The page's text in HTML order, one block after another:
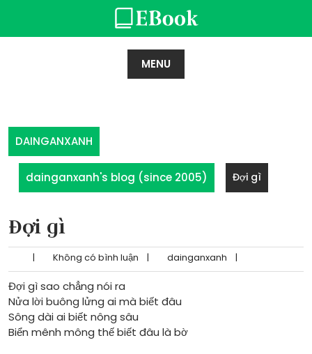
content
MENU
DAINGANXANH
dainganxanh's blog (since 2005) Đợi gì
Đợi gì
| Không có bình luận | dainganxanh |
Đợi gì sao chẳng nói ra
Nửa lời buông lửng ai mà biết đâu
Sông dài ai biết nông sâu
Biển mênh mông thế biết đâu là bờ